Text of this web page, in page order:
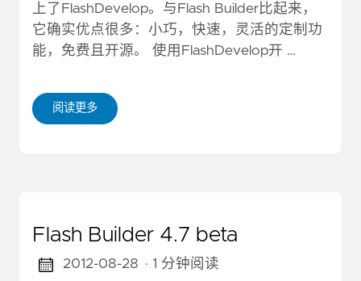
上了FlashDevelop。与Flash Builder比起来，
它确实优点很多：小巧，快速，灵活的定制功
能，免费且开源。 使用FlashDevelop开 …
阅读更多
Flash Builder 4.7 beta
2012-08-28 · 1 分钟阅读